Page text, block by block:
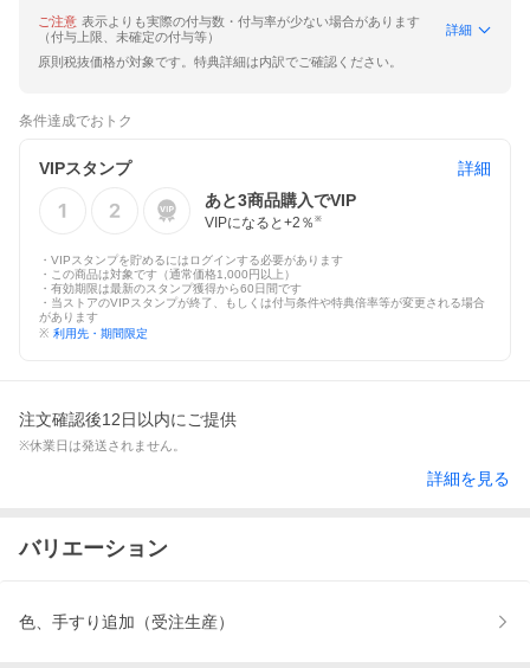
ご注意 表示よりも実際の付与数・付与率が少ない場合があります
（付与上限、未確定の付与等）
詳細
原則税抜価格が対象です。特典詳細は内訳でご確認ください。
条件達成でおトク
VIPスタンプ
詳細
あと3商品購入でVIP
VIPになると+2 ％ ※
・VIPスタンプを貯めるにはログインする必要があります
・この商品は対象です（通常価格1,000円以上）
・有効期限は最新のスタンプ獲得から60日間です
・当ストアのVIPスタンプが終了、もしくは付与条件や特典倍率等が変更される場合
があります
※ 利用先・期間限定
注文確認後12日以内にご提供
※休業日は発送されません。
詳細を見る
バリエーション
色、手すり追加（受注生産）